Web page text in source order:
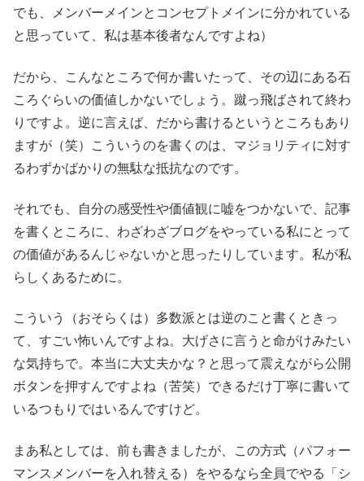
でも、メンバーメインとコンセプトメインに分かれている
と思っていて、私は基本後者なんですよね）
だから、こんなところで何か書いたって、その辺にある石
ころぐらいの価値しかないでしょう。蹴っ飛ばされて終わ
りですよ。逆に言えば、だから書けるというところもあり
ますが（笑）こういうのを書くのは、マジョリティに対す
るわずかばかりの無駄な抵抗なのです。
それでも、自分の感受性や価値観に嘘をつかないで、記事
を書くところに、わざわざブログをやっている私にとって
の価値があるんじゃないかと思ったりしています。私が私
らしくあるために。
こういう（おそらくは）多数派とは逆のこと書くときっ
て、すごい怖いんですよね。大げさに言うと命がけみたい
な気持ちで。本当に大丈夫かな？と思って震えながら公開
ボタンを押すんですよね（苦笑）できるだけ丁寧に書いて
いるつもりではいるんですけど。
まあ私としては、前も書きましたが、この方式（パフォー
マンスメンバーを入れ替える）をやるなら全員でやる「シ